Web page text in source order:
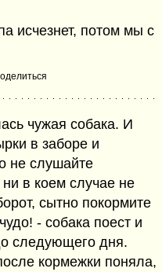
исчезнет, потом мы с
чужая собака. И
в заборе и
не слушайте
в коем случае не
сытно покормите
- собака поест и
следующего дня.
кормежки поняла,